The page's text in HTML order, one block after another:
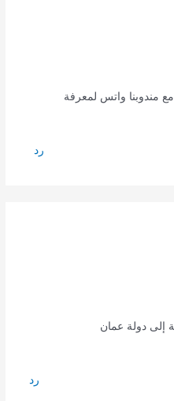
مندوبنا واتس لمعرفة
رد
إلى دولة عمان
رد